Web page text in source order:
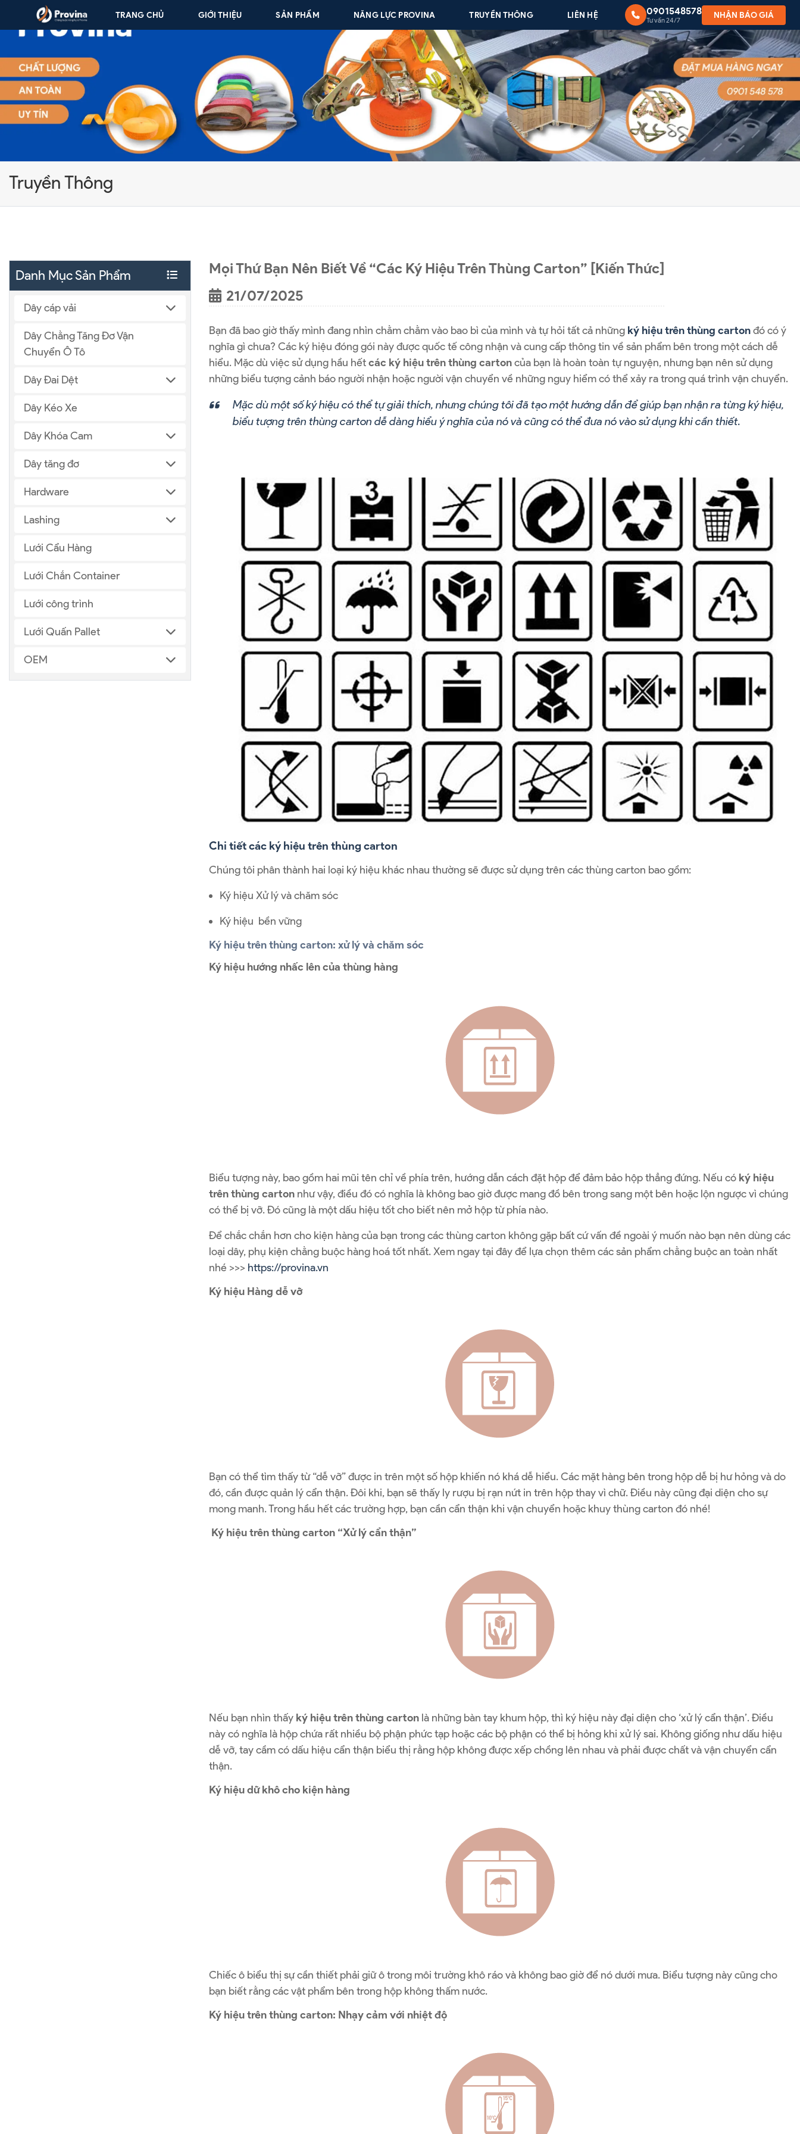
Skip to content
TRANG CHỦ GIỚI THIỆU SẢN PHẨM NĂNG LỰC PROVINA TRUYỀN THÔNG LIÊN HỆ 0901548578
Tư vấn 24/7
NHẬN BÁO GIÁ
Truyền Thông
Danh Mục Sản Phẩm
Dây cáp vải
Dây Chằng Tăng Đơ Vận
Chuyển Ô Tô
Dây Đai Dệt
Dây Kéo Xe
Dây Khóa Cam
Dây tăng đơ
Hardware
Lashing
Lưới Cẩu Hàng
Lưới Chắn Container
Lưới công trình
Lưới Quấn Pallet
OEM
Mọi Thứ Bạn Nên Biết Về “Các Ký Hiệu Trên Thùng Carton” [Kiến Thức]
21/07/2025
Bạn đã bao giờ thấy mình đang nhìn chằm chằm vào bao bì của mình và tự hỏi tất cả những ký hiệu trên thùng cartonđó có ý
nghĩa gì chưa? Các ký hiệu đóng gói này được quốc tế công nhận và cung cấp thông tin về sản phẩm bên trong một cách dễ
hiểu. Mặc dù việc sử dụng hầu hếtcác ký hiệu trên thùng cartoncủa bạn là hoàn toàn tự nguyện, nhưng bạn nên sử dụng
những biểu tượng cảnh báo người nhận hoặc người vận chuyển về những nguy hiểm có thể xảy ra trong quá trình vận chuyển.
Mặc dù một số ký hiệu có thể tự giải thích, nhưng chúng tôi đã tạo một hướng dẫn để giúp bạn nhận ra từng ký hiệu,
biểu tượng trên thùng carton dễ dàng hiểu ý nghĩa của nó và cũng có thể đưa nó vào sử dụng khi cần thiết.
Chi tiết các ký hiệu trên thùng carton
Chúng tôi phân thành hai loại ký hiệu khác nhau thường sẽ được sử dụng trên các thùng carton bao gồm:
Ký hiệu Xử lý và chăm sóc
Ký hiệu bền vững
Ký hiệu trên thùng carton: xử lý và chăm sóc
Ký hiệu hướng nhấc lên của thùng hàng
Biểu tượng này, bao gồm hai mũi tên chỉ về phía trên, hướng dẫn cách đặt hộp để đảm bảo hộp thẳng đứng. Nếu có ký hiệu
trên thùng carton như vậy, điều đó có nghĩa là không bao giờ được mang đồ bên trong sang một bên hoặc lộn ngược vì chúng
có thể bị vỡ. Đó cũng là một dấu hiệu tốt cho biết nên mở hộp từ phía nào.
Để chắc chắn hơn cho kiện hàng của bạn trong các thùng carton không gặp bất cứ vấn đề ngoài ý muốn nào bạn nên dùng các
loại dây, phụ kiện chằng buộc hàng hoá tốt nhất. Xem ngay tại đây để lựa chọn thêm các sản phẩm chằng buộc an toàn nhất
nhé >>> https://provina.vn
Ký hiệu Hàng dễ vỡ
Bạn có thể tìm thấy từ “dễ vỡ” được in trên một số hộp khiến nó khá dễ hiểu. Các mặt hàng bên trong hộp dễ bị hư hỏng và do
đó, cần được quản lý cẩn thận. Đôi khi, bạn sẽ thấy ly rượu bị rạn nứt in trên hộp thay vì chữ. Điều này cũng đại diện cho sự
mong manh. Trong hầu hết các trường hợp, bạn cần cẩn thận khi vận chuyển hoặc khuy thùng carton đó nhé!
Ký hiệu trên thùng carton “Xử lý cẩn thận”
Nếu bạn nhìn thấy ký hiệu trên thùng carton là những bàn tay khum hộp, thì ký hiệu này đại diện cho ‘xử lý cẩn thận’. Điều
này có nghĩa là hộp chứa rất nhiều bộ phận phức tạp hoặc các bộ phận có thể bị hỏng khi xử lý sai. Không giống như dấu hiệu
dễ vỡ, tay cầm có dấu hiệu cẩn thận biểu thị rằng hộp không được xếp chồng lên nhau và phải được chất và vận chuyển cẩn
thận.
Ký hiệu dữ khô cho kiện hàng
Chiếc ô biểu thị sự cần thiết phải giữ ô trong môi trường khô ráo và không bao giờ để nó dưới mưa. Biểu tượng này cũng cho
bạn biết rằng các vật phẩm bên trong hộp không thấm nước.
Ký hiệu trên thùng carton: Nhạy cảm với nhiệt độ